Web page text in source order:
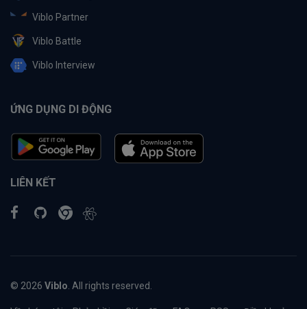
Viblo Partner
Viblo Battle
Viblo Interview
ỨNG DỤNG DI ĐỘNG
LIÊN KẾT
© 2026 Viblo . All rights reserved.